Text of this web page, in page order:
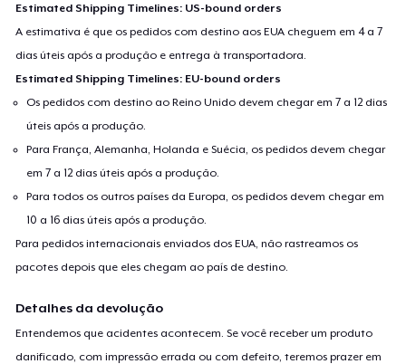
Estimated Shipping Timelines: US-bound orders
A estimativa é que os pedidos com destino aos EUA cheguem em 4 a 7
dias úteis após a produção e entrega à transportadora.
Estimated Shipping Timelines: EU-bound orders
Os pedidos com destino ao Reino Unido devem chegar em 7 a 12 dias
úteis após a produção.
Para França, Alemanha, Holanda e Suécia, os pedidos devem chegar
em 7 a 12 dias úteis após a produção.
Para todos os outros países da Europa, os pedidos devem chegar em
10 a 16 dias úteis após a produção.
Para pedidos internacionais enviados dos EUA, não rastreamos os
pacotes depois que eles chegam ao país de destino.
Detalhes da devolução
Entendemos que acidentes acontecem. Se você receber um produto
danificado, com impressão errada ou com defeito, teremos prazer em